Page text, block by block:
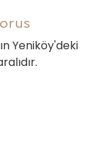
Yeniköy'deki